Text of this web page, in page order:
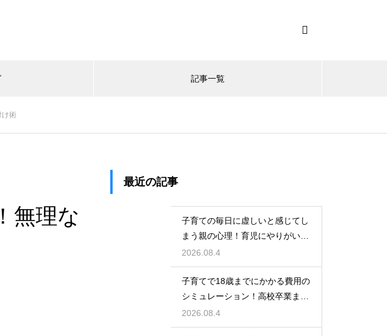
記事一覧
け術
無理な
最近の記事
子育ての毎日に虚しいと感じてし
まう親の心理！育児にやりがいを
見出して自分自身の人生も豊かに
生きるための考え方
2026.08.4
子育てで18歳までにかかる費用の
シミュレーション！高校卒業まで
の教育資金を賢く準備して経済的
な不安を解消する
2026.08.4